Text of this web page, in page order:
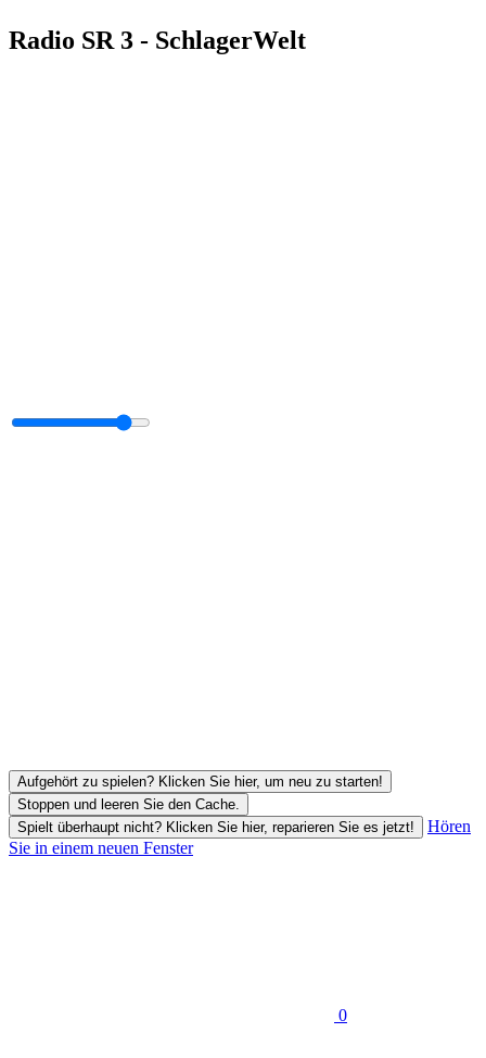
Radio SR 3 - SchlagerWelt
Aufgehört zu spielen? Klicken Sie hier, um neu zu starten!
Stoppen und leeren Sie den Cache.
Spielt überhaupt nicht? Klicken Sie hier, reparieren Sie es jetzt!
Hören
Sie in einem neuen Fenster
0